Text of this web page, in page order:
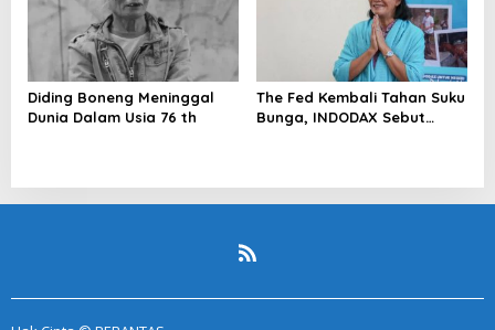
Diding Boneng Meninggal
Dunia Dalam Usia 76 th
The Fed Kembali Tahan Suku
Bunga, INDODAX Sebut